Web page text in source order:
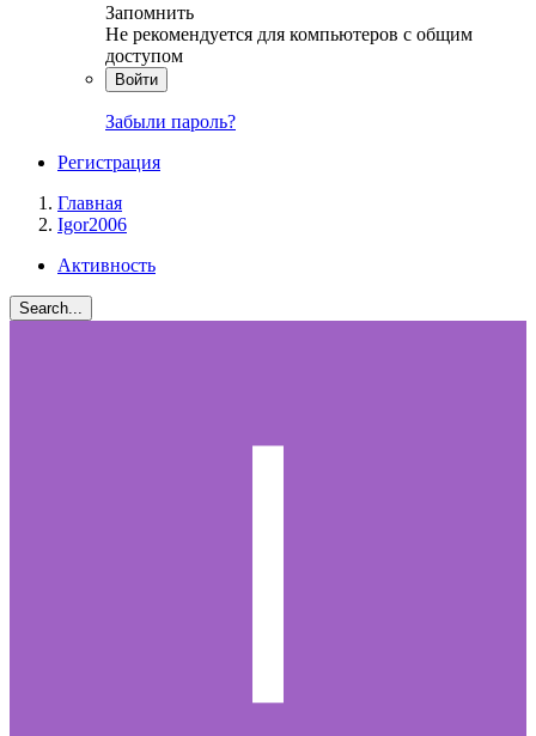
Запомнить
Не рекомендуется для компьютеров с общим
доступом
Войти
Забыли пароль?
Регистрация
Главная
Igor2006
Активность
Search...